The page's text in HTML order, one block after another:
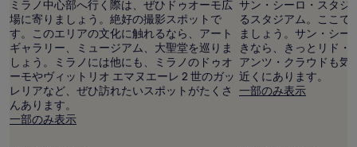
す。
料
金
お
よ
び
空
室
状
ミラノ中心部へ行く際は、ぜひドゥオーモ広
場に寄りましょう。絶好の撮影スポットで
す。このエリアの文化に触れるなら、アート
ギャラリー、ミュージアム、大聖堂を巡りま
しょう。ミラノには他にも、ミラノのドゥオ
ーモやヴィットリオ エマヌエーレ 2 世のガッ
レリアなど、ぜひ訪れたいスポットがたくさ
んあります。
一部のみ表示
サン・シーロ・スタジ
るスタジアム。ここで
ましょう。サン・シー
きなら、きっとリド・
アンツ・クラウドも気
近くにあります。
一部のみ表示